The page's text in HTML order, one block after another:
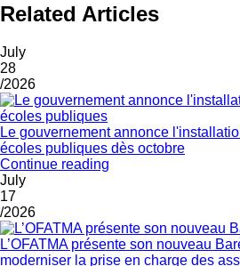
Related Articles
July
28
/2026
Le gouvernement annonce
écoles publiques dès octobre
Continue reading
July
17
/2026
L’OFATMA présente son nouveau
moderniser la prise en charge des